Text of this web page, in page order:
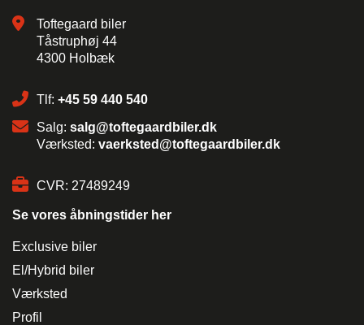
Toftegaard biler
Tåstruphøj 44
4300 Holbæk
Tlf: +45 59 440 540
Salg: salg@toftegaardbiler.dk
Værksted: vaerksted@toftegaardbiler.dk
CVR: 27489249
Se vores åbningstider her
Exclusive biler
El/Hybrid biler
Værksted
Profil
Hvordan kan vi hjælpe?